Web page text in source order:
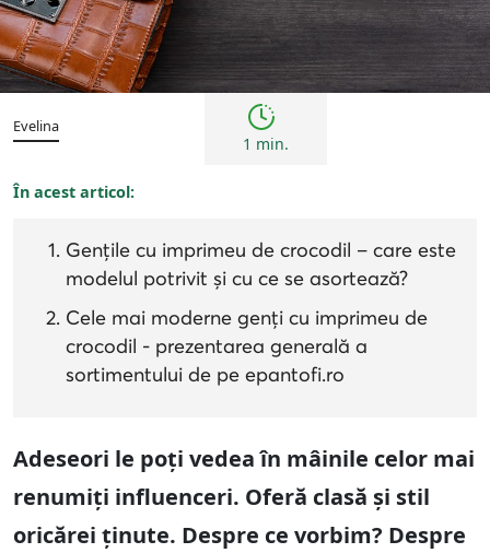
Tendințe
Evelina
1 min.
În acest articol:
Gențile cu imprimeu de crocodil – care este
modelul potrivit și cu ce se asortează?
Cele mai moderne genți cu imprimeu de
crocodil - prezentarea generală a
sortimentului de pe epantofi.ro
Adeseori le poți vedea în mâinile celor mai
renumiți influenceri. Oferă clasă și stil
oricărei ținute. Despre ce vorbim? Despre